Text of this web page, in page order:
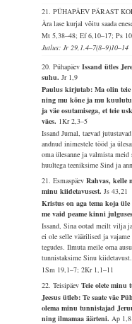
21. PÜHAPÄEV PÄRAST
Ära lase kurjal võitu saada
Mt 5,38–48; Ef 6,10–17; Ps
Jutlus: Jr 29,1.4–7(8–9)10–14
20. PühapäevIssand ütles
suhu.Jr 1,9
Paulus kirjutab: Ma olin teie
ning mu kõne ja mu
ja väe osutamisega, et teie
väes. 1Kr 2,3–5
Issand Jumal, taevad
andnud inimestele tööd ja
oma ülesanne ja valmista
huultega teeniksime Sind ja
21. EsmaspäevRahvas, kelle
minu kiidetavusest.Js 43,21
Kristus on aga tema koja
me vaid peame kinni
Issand, Sina ootad meilt vilja
ei ole selle väärilised ja
tegudes. Ilmuta meile oma
tunnistaksime Sinu kiidetavust.
1Sm 19,1–7; 2Kr 1,1–11
22. TeisipäevTeie olete
Jeesus ütleb: Te saate väe
olema minu tunnistajad
ning ilmamaa äärteni.Ap 1,8